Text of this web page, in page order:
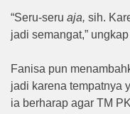
“Seru-seru aja, sih.
jadi semangat,”
Fanisa pun
jadi karena tempatnya
ia berharap agar TM